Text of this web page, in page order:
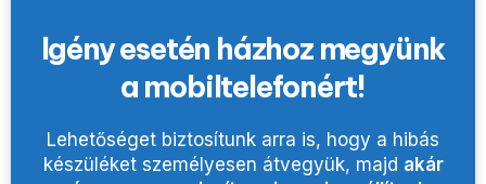
Igény esetén házhoz megyünk
a mobiltelefonért!
Lehetőséget biztosítunk arra is, hogy a hibás
készüléket személyesen átvegyük, majd akár